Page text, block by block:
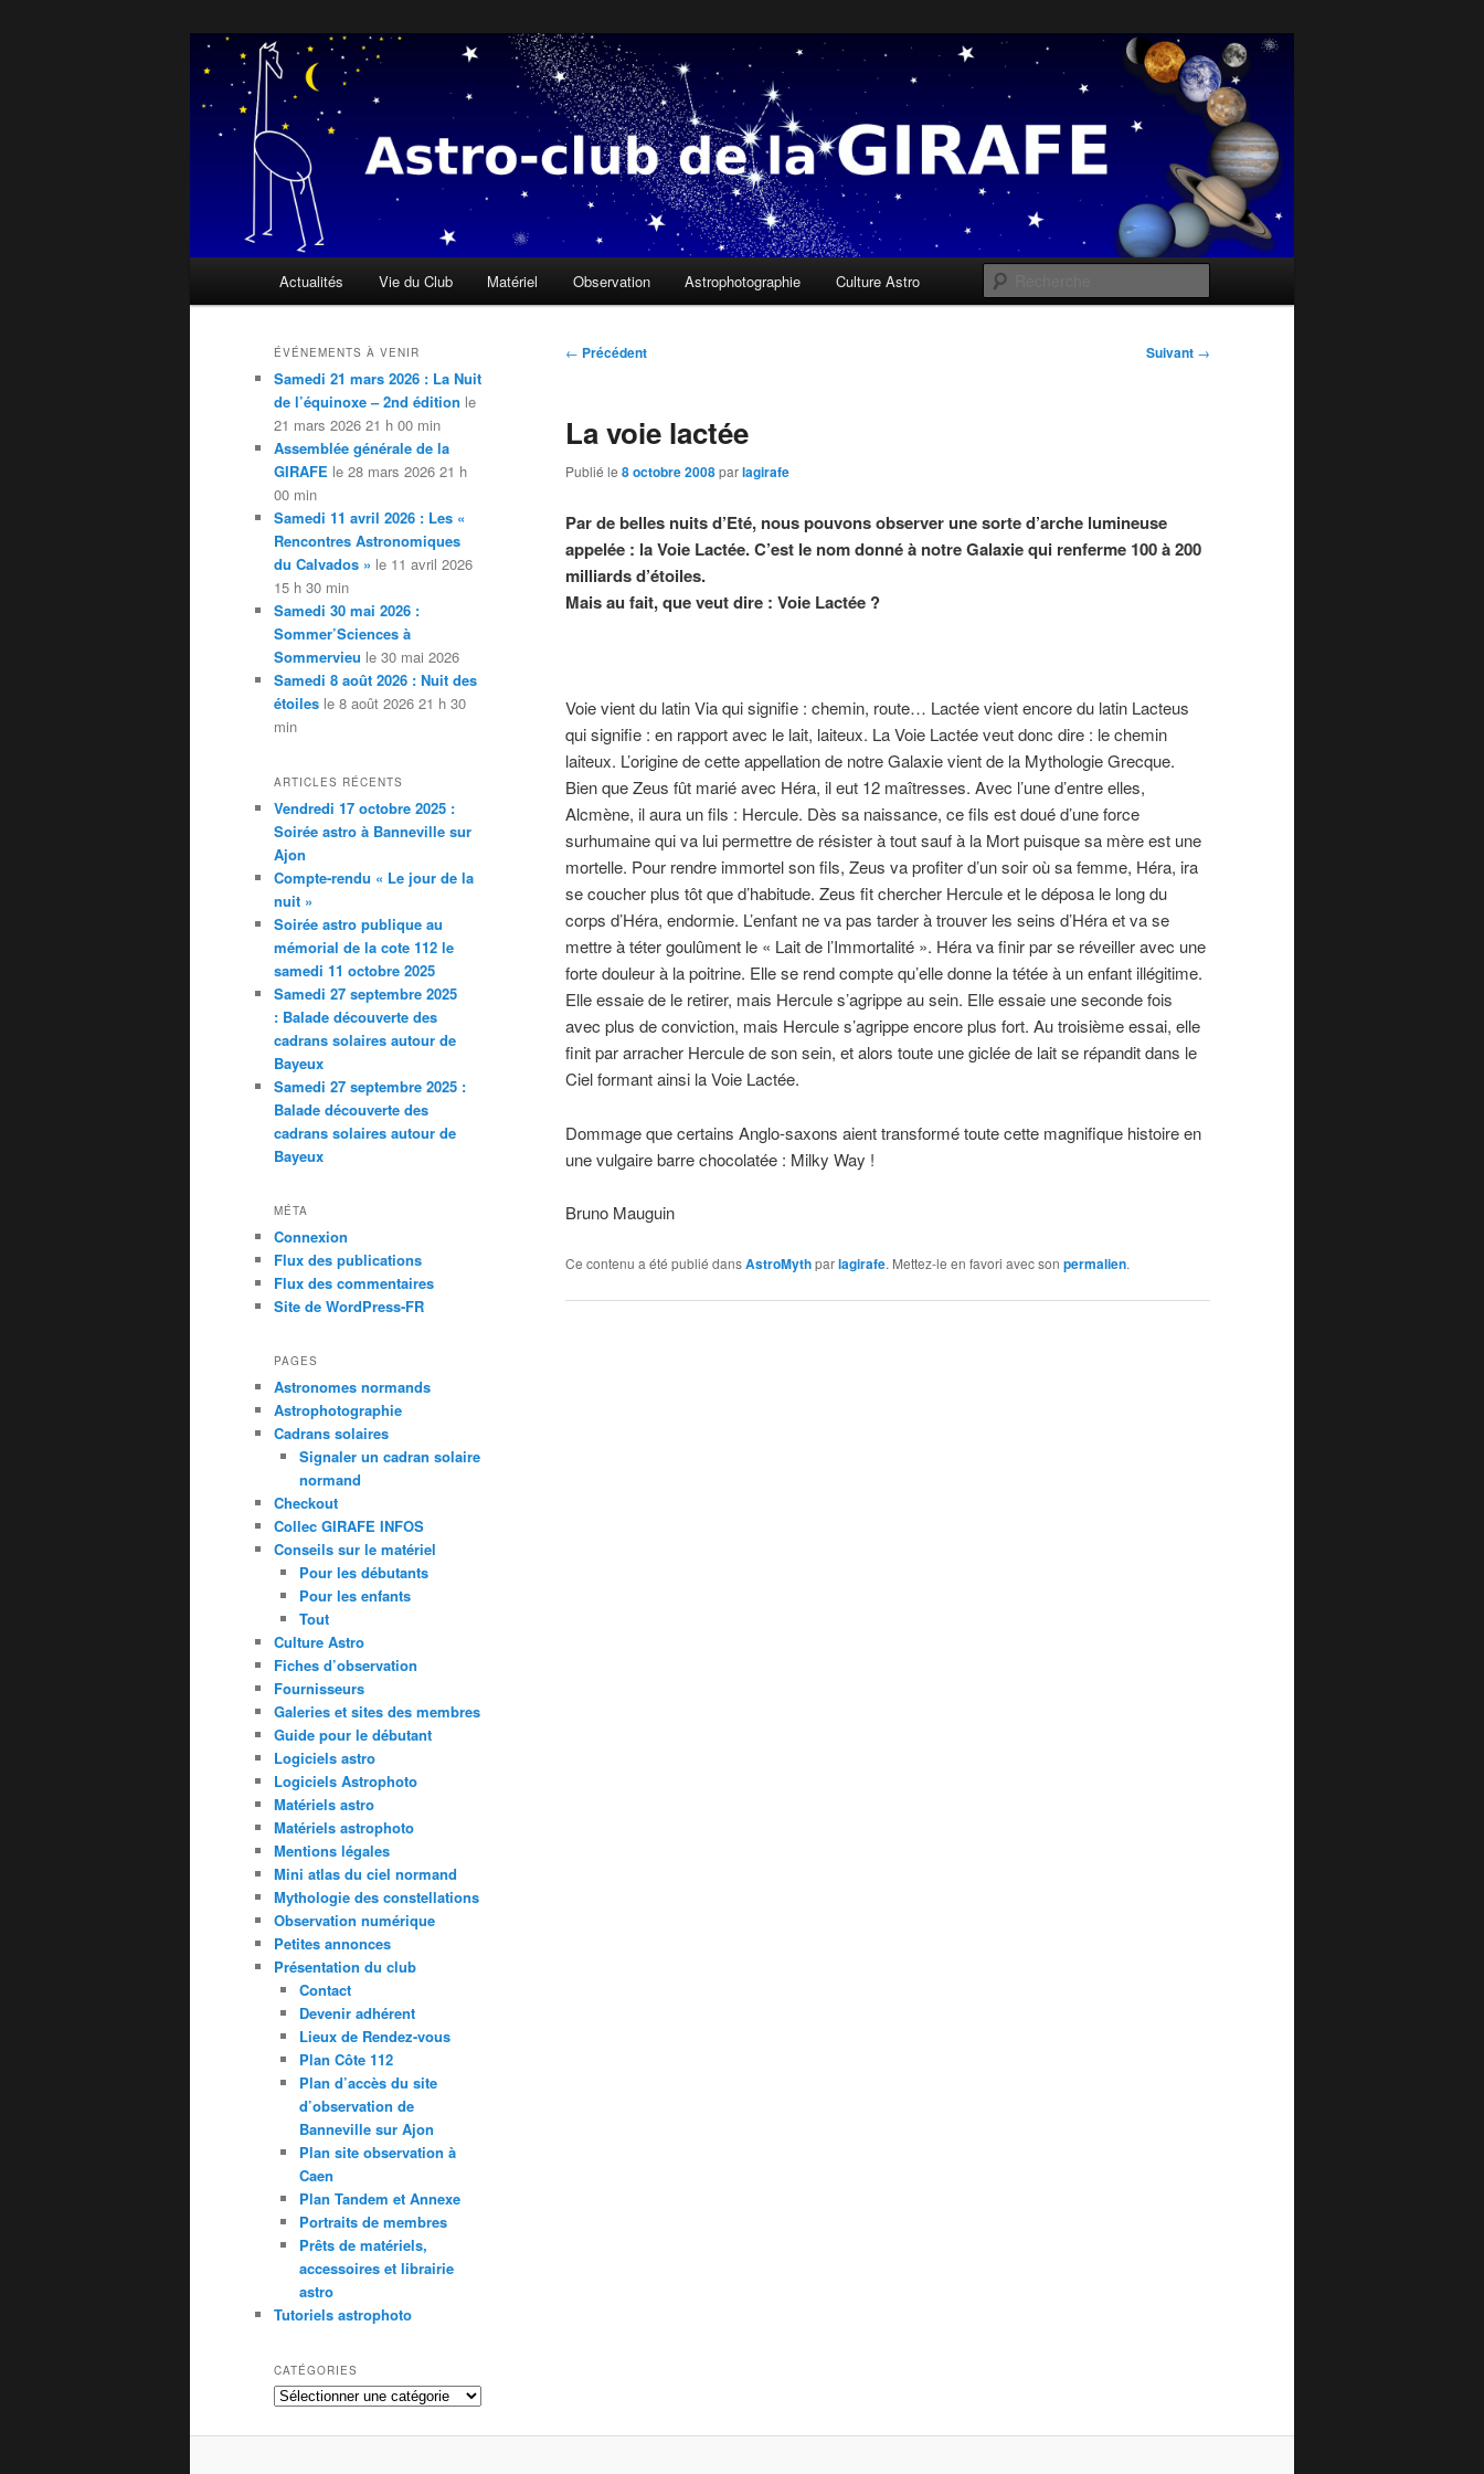
Astroclub de la Girafe
« Il n'y a personne qui soit née sous une mauvaise étoile, il n'y a que des gens qui ne savent pas lire le
ciel » Dalaï Lama
Actualités Vie du Club Matériel Observation Astrophotographie Culture Astro
Navigation
← Précédent Suivant →
La voie lactée
Publié le 8 octobre 2008parlagirafe
Par de belles nuits d’Eté, nous pouvons observer une sorte d’arche lumineuse
appelée : la Voie Lactée. C’est le nom donné à notre Galaxie qui renferme 100 à 200
milliards d’étoiles.
Mais au fait, que veut dire : Voie Lactée ?
Voie vient du latin Via qui signifie : chemin, route… Lactée vient encore du latin Lacteus
qui signifie : en rapport avec le lait, laiteux. La Voie Lactée veut donc dire : le chemin
laiteux. L’origine de cette appellation de notre Galaxie vient de la Mythologie Grecque.
Bien que Zeus fût marié avec Héra, il eut 12 maîtresses. Avec l’une d’entre elles,
Alcmène, il aura un fils : Hercule. Dès sa naissance, ce fils est doué d’une force
surhumaine qui va lui permettre de résister à tout sauf à la Mort puisque sa mère est une
mortelle. Pour rendre immortel son fils, Zeus va profiter d’un soir où sa femme, Héra, ira
se coucher plus tôt que d’habitude. Zeus fit chercher Hercule et le déposa le long du
corps d’Héra, endormie. L’enfant ne va pas tarder à trouver les seins d’Héra et va se
mettre à téter goulûment le « Lait de l’Immortalité ». Héra va finir par se réveiller avec une
forte douleur à la poitrine. Elle se rend compte qu’elle donne la tétée à un enfant illégitime.
Elle essaie de le retirer, mais Hercule s’agrippe au sein. Elle essaie une seconde fois
avec plus de conviction, mais Hercule s’agrippe encore plus fort. Au troisième essai, elle
finit par arracher Hercule de son sein, et alors toute une giclée de lait se répandit dans le
Ciel formant ainsi la Voie Lactée.
Dommage que certains Anglo-saxons aient transformé toute cette magnifique histoire en
une vulgaire barre chocolatée : Milky Way !
Bruno Mauguin
Ce contenu a été publié dansAstroMythparlagirafe. Mettez-le en favori avec son permalien.
ÉVÉNEMENTS À VENIR
Samedi 21 mars 2026 : La Nuit
de l’équinoxe – 2nd édition le
21 mars 2026 21 h 00 min
Assemblée générale de la
GIRAFE le 28 mars 2026 21 h
00 min
Samedi 11 avril 2026 : Les «
Rencontres Astronomiques
du Calvados » le 11 avril 2026
15 h 30 min
Samedi 30 mai 2026 :
Sommer’Sciences à
Sommervieu le 30 mai 2026
Samedi 8 août 2026 : Nuit des
étoiles le 8 août 2026 21 h 30
min
ARTICLES RÉCENTS
Vendredi 17 octobre 2025 :
Soirée astro à Banneville sur
Ajon
Compte-rendu « Le jour de la
nuit »
Soirée astro publique au
mémorial de la cote 112 le
samedi 11 octobre 2025
Samedi 27 septembre 2025
: Balade découverte des
cadrans solaires autour de
Bayeux
Samedi 27 septembre 2025 :
Balade découverte des
cadrans solaires autour de
Bayeux
MÉTA
Connexion
Flux des publications
Flux des commentaires
Site de WordPress-FR
PAGES
Astronomes normands
Astrophotographie
Cadrans solaires
Signaler un cadran solaire
normand
Checkout
Collec GIRAFE INFOS
Conseils sur le matériel
Pour les débutants
Pour les enfants
Tout
Culture Astro
Fiches d’observation
Fournisseurs
Galeries et sites des membres
Guide pour le débutant
Logiciels astro
Logiciels Astrophoto
Matériels astro
Matériels astrophoto
Mentions légales
Mini atlas du ciel normand
Mythologie des constellations
Observation numérique
Petites annonces
Présentation du club
Contact
Devenir adhérent
Lieux de Rendez-vous
Plan Côte 112
Plan d’accès du site
d’observation de
Banneville sur Ajon
Plan site observation à
Caen
Plan Tandem et Annexe
Portraits de membres
Prêts de matériels,
accessoires et librairie
astro
Tutoriels astrophoto
CATÉGORIES
Catégories